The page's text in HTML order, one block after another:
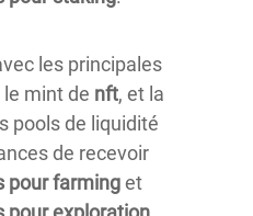
les principales
le mint de nft, et la
pools de liquidité
de recevoir
pour farminget